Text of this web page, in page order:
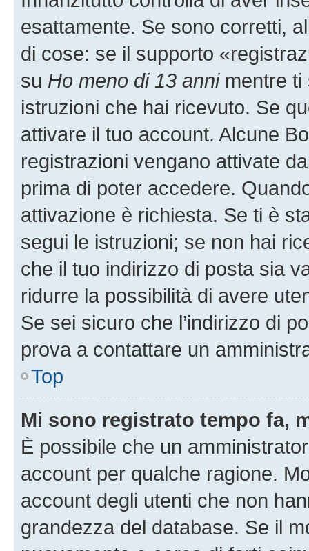
esattamente. Se sono corretti,
di cose: se il supporto
su Ho meno di 13 annimentre ti
istruzioni che hai ricevuto. Se
attivare il tuo account. Alcune
registrazioni vengano attivate
prima di poter accedere.
attivazione è richiesta. Se ti è
segui le istruzioni; se non hai
che il tuo indirizzo di posta sia
ridurre la possibilità di avere
Se sei sicuro che l’indirizzo di
prova a contattare un
Top
Mi sono registrato tempo fa,
È possibile che un
account per qualche ragione.
account degli utenti che non
grandezza del database. Se il